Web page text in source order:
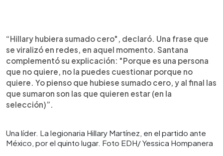
“Hillary hubiera sumado cero", declaró. Una frase que
se viralizó en redes, en aquel momento. Santana
complementó su explicación: "Porque es una persona
que no quiere, no la puedes cuestionar porque no
quiere. Yo pienso que hubiese sumado cero, y al final las
que sumaron son las que quieren estar (en la
selección)”.
Una líder. La legionaria Hillary Martínez, en el partido ante
México, por el quinto lugar. Foto EDH/ Yessica Hompanera